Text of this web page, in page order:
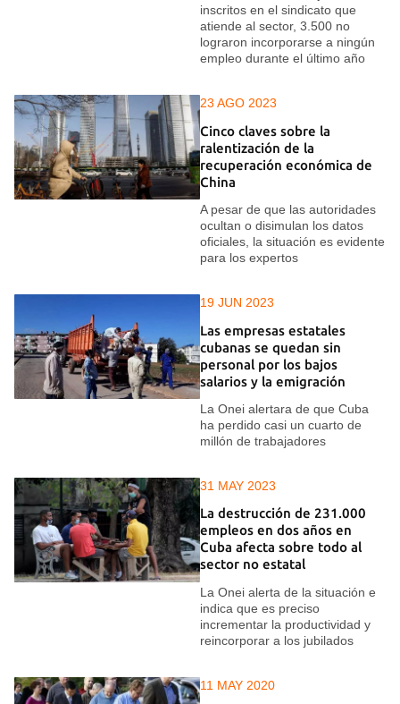
inscritos en el sindicato que
atiende al sector, 3.500 no
lograron incorporarse a ningún
empleo durante el último año
23 AGO 2023
Cinco claves sobre la
ralentización de la
recuperación económica de
China
A pesar de que las autoridades
ocultan o disimulan los datos
oficiales, la situación es evidente
para los expertos
19 JUN 2023
Las empresas estatales
cubanas se quedan sin
personal por los bajos
salarios y la emigración
La Onei alertara de que Cuba
ha perdido casi un cuarto de
millón de trabajadores
31 MAY 2023
La destrucción de 231.000
empleos en dos años en
Cuba afecta sobre todo al
sector no estatal
La Onei alerta de la situación e
indica que es preciso
incrementar la productividad y
reincorporar a los jubilados
11 MAY 2020